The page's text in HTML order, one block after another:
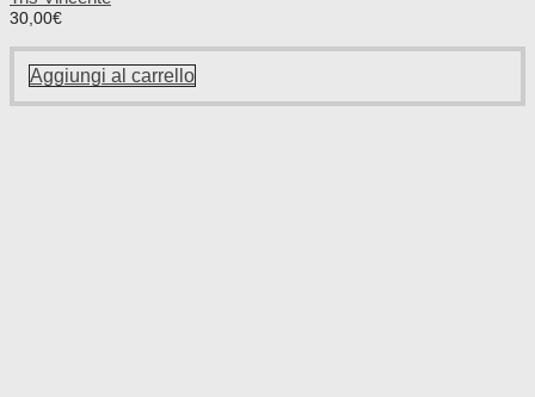
30,00€
Aggiungi al carrello